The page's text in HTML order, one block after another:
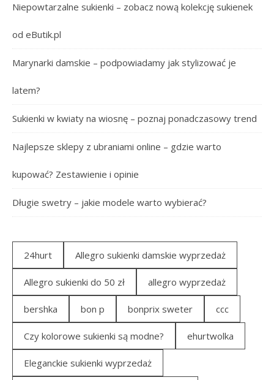
Niepowtarzalne sukienki – zobacz nową kolekcję sukienek
od eButik.pl
Marynarki damskie – podpowiadamy jak stylizować je
latem?
Sukienki w kwiaty na wiosnę – poznaj ponadczasowy trend
Najlepsze sklepy z ubraniami online – gdzie warto
kupować? Zestawienie i opinie
Długie swetry – jakie modele warto wybierać?
24hurt Allegro sukienki damskie wyprzedaż
Allegro sukienki do 50 zł allegro wyprzedaż
bershka bon p bonprix sweter ccc
Czy kolorowe sukienki są modne? ehurtwolka
Eleganckie sukienki wyprzedaż